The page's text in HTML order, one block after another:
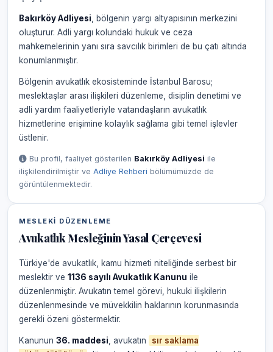
Bakırköy Adliyesi , bölgenin yargı altyapısının merkezini
oluşturur. Adli yargı kolundaki hukuk ve ceza
mahkemelerinin yanı sıra savcılık birimleri de bu çatı altında
konumlanmıştır.
Bölgenin avukatlık ekosisteminde İstanbul Barosu;
meslektaşlar arası ilişkileri düzenleme, disiplin denetimi ve
adli yardım faaliyetleriyle vatandaşların avukatlık
hizmetlerine erişimine kolaylık sağlama gibi temel işlevler
üstlenir.
Bu profil, faaliyet gösterilen Bakırköy Adliyesi ile
ilişkilendirilmiştir ve Adliye Rehberi bölümümüzde de
görüntülenmektedir.
MESLEKI DÜZENLEME
Avukatlık Mesleğinin Yasal Çerçevesi
Türkiye'de avukatlık, kamu hizmeti niteliğinde serbest bir
meslektir ve 1136 sayılı Avukatlık Kanunu ile
düzenlenmiştir. Avukatın temel görevi, hukuki ilişkilerin
düzenlenmesinde ve müvekkilin haklarının korunmasında
gerekli özeni göstermektir.
Kanunun 36. maddesi , avukatın
sır saklama